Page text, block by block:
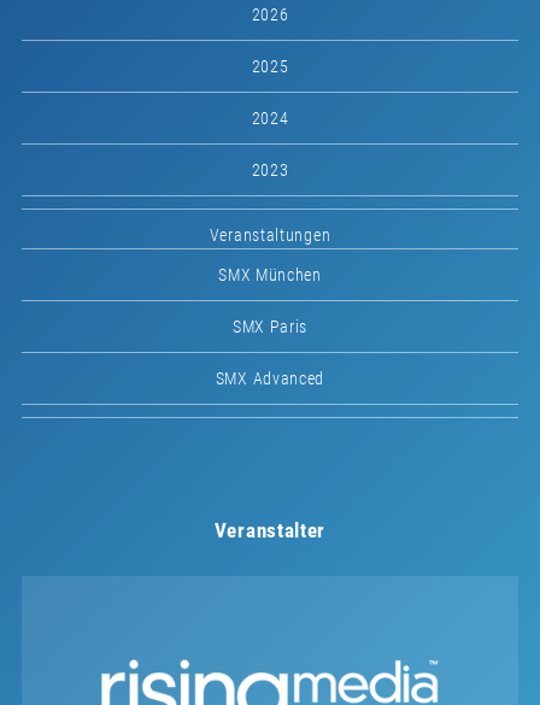
2026
2025
2024
2023
Veranstaltungen
SMX München
SMX Paris
SMX Advanced
Veranstalter